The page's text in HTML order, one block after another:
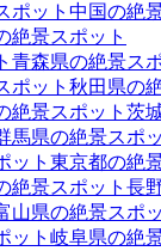
ポット 中国の絶
絶景スポット
青森県の絶景ス
ポット 秋田県の
絶景スポット 茨
馬県の絶景スポ
ット 東京都の絶
絶景スポット 長
山県の絶景スポ
ット 岐阜県の絶